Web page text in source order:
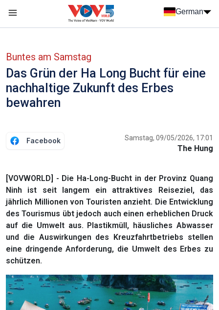
German
Buntes am Samstag
Das Grün der Ha Long Bucht für eine
nachhaltige Zukunft des Erbes
bewahren
Facebook Samstag, 09/05/2026, 17:01
The Hung
[VOVWORLD] - Die Ha-Long-Bucht in der Provinz Quang
Ninh ist seit langem ein attraktives Reiseziel, das
jährlich Millionen von Touristen anzieht. Die Entwicklung
des Tourismus übt jedoch auch einen erheblichen Druck
auf die Umwelt aus. Plastikmüll, häusliches Abwasser
und die Auswirkungen des Kreuzfahrtbetriebs stellen
eine dringende Anforderung, die Umwelt des Erbes zu
schützen.